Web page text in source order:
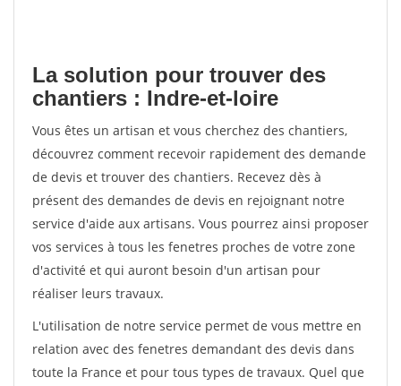
La solution pour trouver des
chantiers : Indre-et-loire
Vous êtes un artisan et vous cherchez des chantiers,
découvrez comment recevoir rapidement des demande
de devis et trouver des chantiers. Recevez dès à
présent des demandes de devis en rejoignant notre
service d'aide aux artisans. Vous pourrez ainsi proposer
vos services à tous les fenetres proches de votre zone
d'activité et qui auront besoin d'un artisan pour
réaliser leurs travaux.
L'utilisation de notre service permet de vous mettre en
relation avec des fenetres demandant des devis dans
toute la France et pour tous types de travaux. Quel que